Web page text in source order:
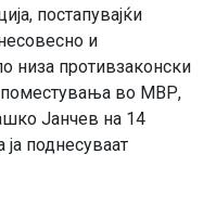
постапувајќи
и
низа противзаконски
поместувања во МВР,
Јанчев на 14
поднесуваат